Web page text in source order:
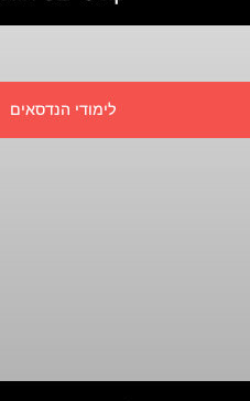
לימודי הנדסאים